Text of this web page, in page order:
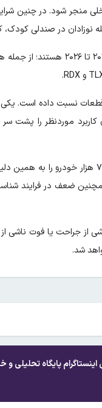
منجر شود. در چنین
نوزادان در صندلی کودک،
نسبت داده است. یکی
موردنظر را پشت
این نخستین فراخوان مرتبط با نقص ایربگ نیست. هوندا اوایل
ضعف در فرایند
هیچ گزارشی از جراحت یا فوت
شد.
پایگاه تحلیلی و